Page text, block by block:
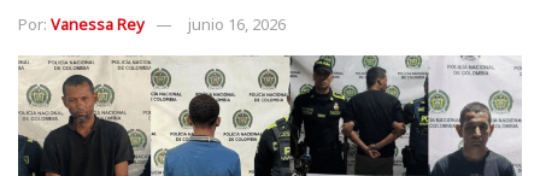
Por: Vanessa Rey junio 16, 2026